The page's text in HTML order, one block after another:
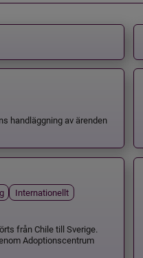
handläggning av ärenden
Internationellt
från Chile till Sverige.
Adoptionscentrum